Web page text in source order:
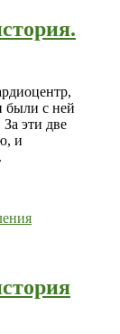
были с ней
эти две
и